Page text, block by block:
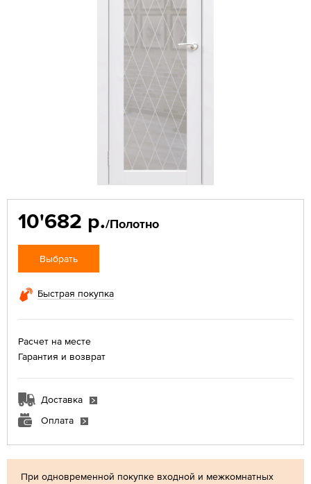
При одновременной покупке входной и межкомнатных
10'682 р./Полотно
Выбрать
Быстрая покупка
Расчет на месте
Гарантия и возврат
Доставка
Оплата